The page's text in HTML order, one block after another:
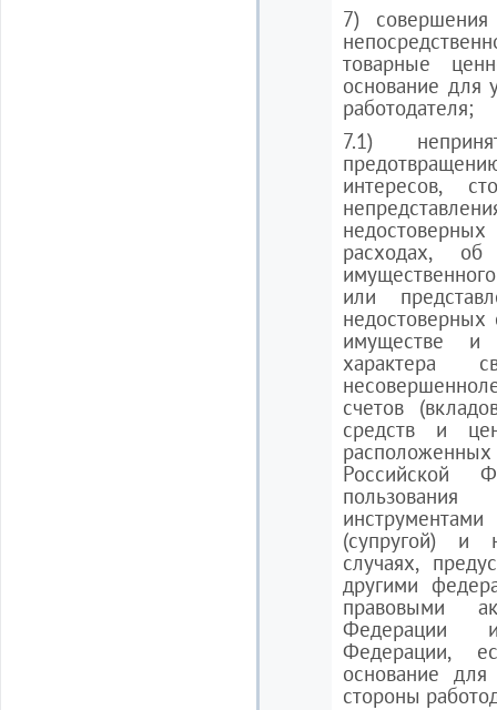
7) совершения
товарные
основание для
работодателя;
7.1)
интересов,
расходах, об
или
имуществе и
характера
счетов
средств и
Российской
(супругой) и
случаях,
другими
правовыми
Федерации
Федерации,
основание
стороны